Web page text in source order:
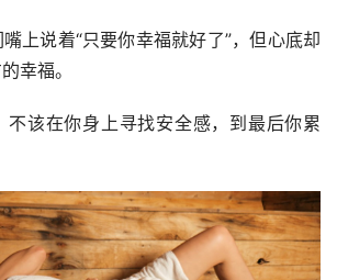
上说着“只要你幸福就好了”，但心底却
幸福。
不该在你身上寻找安全感，到最后你累